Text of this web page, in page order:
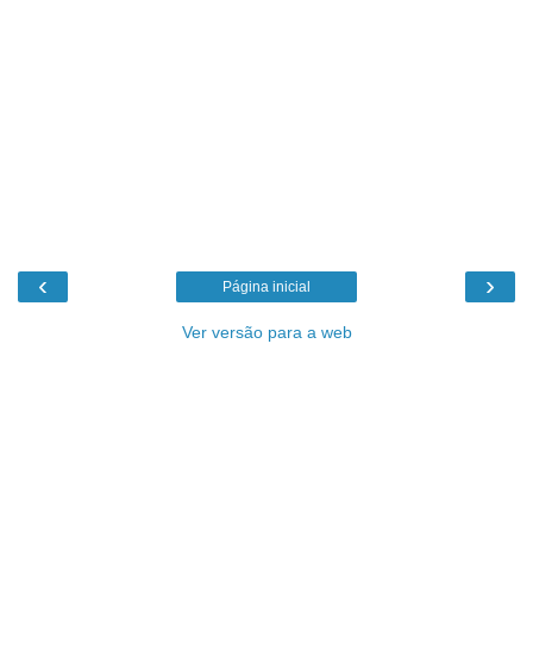
‹ ›
Página inicial
Ver versão para a web